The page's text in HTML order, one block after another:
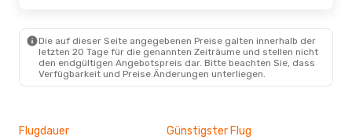
Croatia Airlines
1 Zwischenstopp
OSI- CGN
Die auf dieser Seite angegebenen Preise galten innerhalb der
letzten 20 Tage für die genannten Zeiträume und stellen nicht
den endgültigen Angebotspreis dar. Bitte beachten Sie, dass
Verfügbarkeit und Preise Änderungen unterliegen.
Flugdauer Günstigster Flug